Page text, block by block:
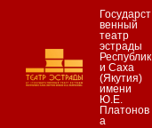
Государст
венный
театр
эстрады
Республик
и Саха
(Якутия)
имени
Ю.Е.
Платонов
а